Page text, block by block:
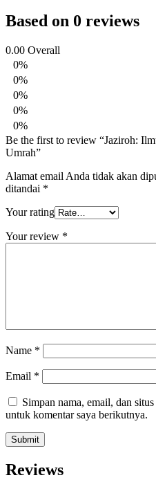
Based on 0 reviews
0.00 Overall
0%
0%
0%
0%
0%
Be the first to review “Jaziroh:
Umrah”
Alamat email Anda tidak akan
ditandai *
Your rating
Your review *
Name *
Email *
Simpan nama, email, dan
untuk komentar saya berikutnya.
Reviews